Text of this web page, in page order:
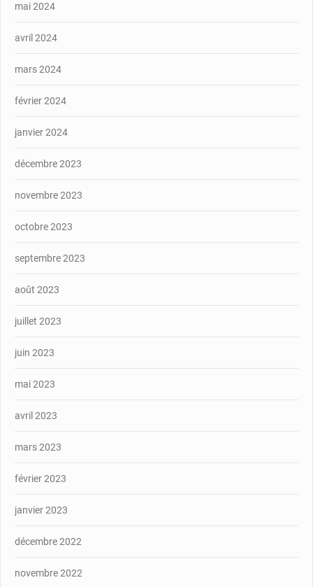
mai 2024
avril 2024
mars 2024
février 2024
janvier 2024
décembre 2023
novembre 2023
octobre 2023
septembre 2023
août 2023
juillet 2023
juin 2023
mai 2023
avril 2023
mars 2023
février 2023
janvier 2023
décembre 2022
novembre 2022